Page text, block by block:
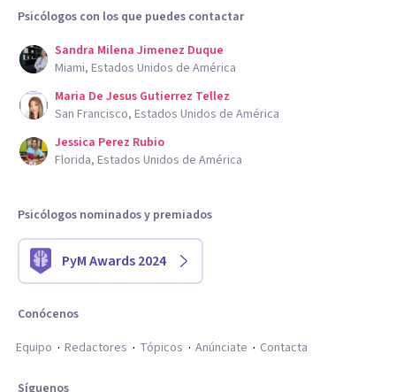
Psicólogos con los que puedes contactar
Sandra Milena Jimenez Duque
Miami, Estados Unidos de América
Maria De Jesus Gutierrez Tellez
San Francisco, Estados Unidos de América
Jessica Perez Rubio
Florida, Estados Unidos de América
Psicólogos nominados y premiados
PyM Awards 2024
Conócenos
Equipo
Redactores Tópicos Anúnciate Contacta
Síguenos